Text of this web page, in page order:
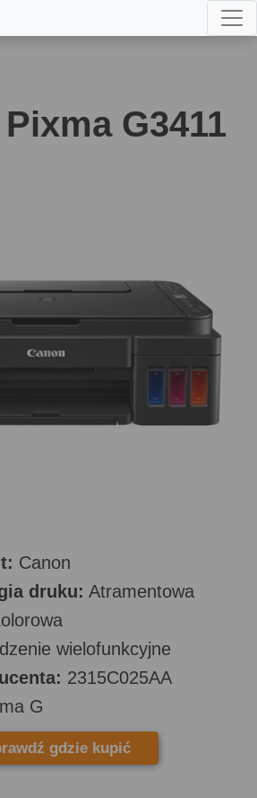
G3411
Canon
druku: Atramentowa
wielofunkcyjne
2315C025AA
G
gdzie kupić